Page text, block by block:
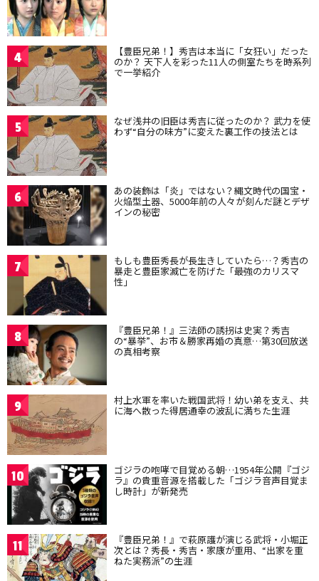
4 【豊臣兄弟！】秀吉は本当に「女狂い」だった
のか？ 天下人を彩った11人の側室たちを時系列
で一挙紹介
5 なぜ浅井の旧臣は秀吉に従ったのか？ 武力を使
わず“自分の味方”に変えた裏工作の技法とは
6 あの装飾は「炎」ではない？縄文時代の国宝・
火焔型土器、5000年前の人々が刻んだ謎とデザ
インの秘密
7 もしも豊臣秀長が長生きしていたら…？秀吉の
暴走と豊臣家滅亡を防げた「最強のカリスマ
性」
8 『豊臣兄弟！』三法師の誘拐は史実？秀吉
の“暴挙”、お市＆勝家再婚の真意…第30回放送
の真相考察
9 村上水軍を率いた戦国武将！幼い弟を支え、共
に海へ散った得居通幸の波乱に満ちた生涯
10 ゴジラの咆哮で目覚める朝…1954年公開『ゴジ
ラ』の貴重音源を搭載した「ゴジラ音声目覚ま
し時計」が新発売
11 『豊臣兄弟！』で萩原護が演じる武将・小堀正
次とは？秀長・秀吉・家康が重用、“出家を重
ねた実務派”の生涯